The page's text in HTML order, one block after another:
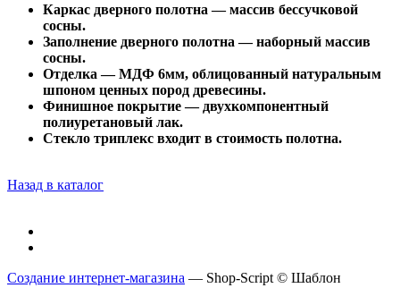
Каркас дверного полотна — массив бессучковой
сосны.
Заполнение дверного полотна — наборный массив
сосны.
Отделка — МДФ 6мм, облицованный натуральным
шпоном ценных пород древесины.
Финишное покрытие — двухкомпонентный
полиуретановый лак.
Стекло триплекс входит в стоимость полотна.
Назад в каталог
Создание интернет-магазина — Shop-Script © Шаблон